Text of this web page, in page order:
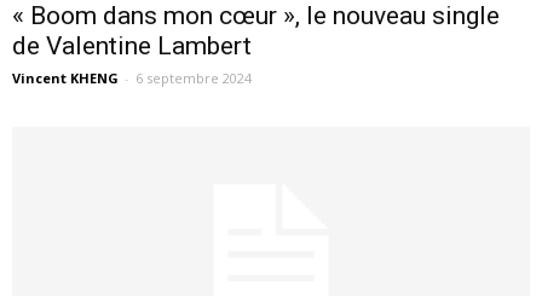
« Boom dans mon cœur », le nouveau single
de Valentine Lambert
Vincent KHENG - 6 septembre 2024